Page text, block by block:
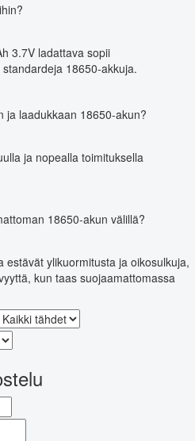
3.7V ladattava sopii
18650-akkuja.
ja laadukkaan 18650-akun?
ja nopealla toimituksella
18650-akun välillä?
estävät ylikuormitusta ja oikosulkuja,
kun taas suojaamattomassa